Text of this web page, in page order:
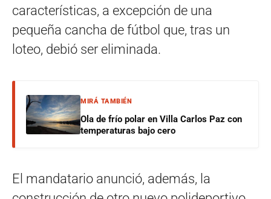
características, a excepción de una
pequeña cancha de fútbol que, tras un
loteo, debió ser eliminada.
MIRÁ TAMBIÉN
Ola de frío polar en Villa Carlos Paz con
temperaturas bajo cero
El mandatario anunció, además, la